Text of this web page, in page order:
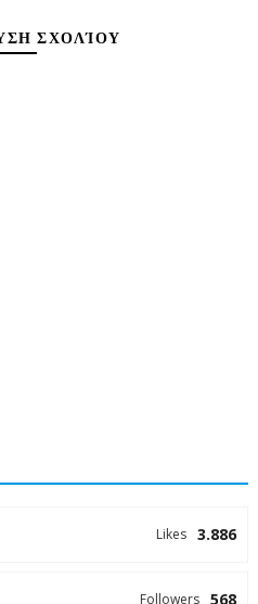
ΣΧΟΛΊΟΥ
3.886
Likes
568
Followers